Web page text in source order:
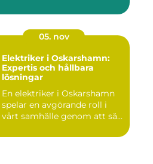
05. nov
Elektriker i Oskarshamn:
Expertis och hållbara
lösningar
En elektriker i Oskarshamn
spelar en avgörande roll i
vårt samhälle genom att sä...